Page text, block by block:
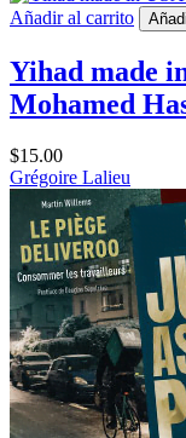
Añadir al carrito
Yihad made
Mohamed
$15.00
Grégoire Lalieu